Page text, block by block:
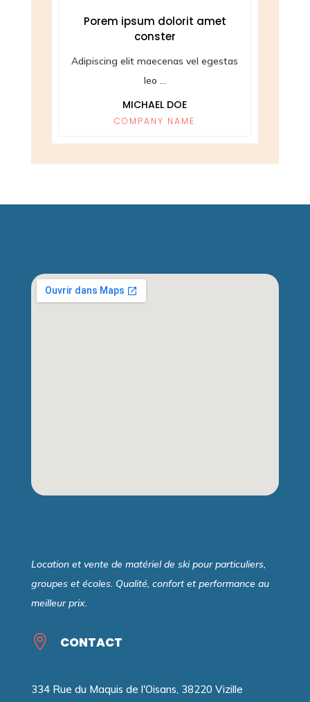
Porem ipsum dolorit amet
conster
Adipiscing elit maecenas vel egestas
leo ...
MICHAEL DOE
COMPANY NAME
Location et vente de matériel de ski pour particuliers,
groupes et écoles. Qualité, confort et performance au
meilleur prix.
 CONTACT
334 Rue du Maquis de l'Oisans, 38220 Vizille